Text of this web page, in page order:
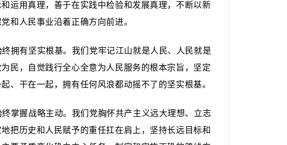
运用真理，善于在实践中检验和发展真理，不断以新
和人民事业沿着正确方向前进。
拥有坚实根基。 我们党牢记江山就是人民、人民就是
民，自觉践行全心全意为人民服务的根本宗旨，坚定
、干在一起，拥有任何风浪都动摇不了的坚实根基。
掌握战略主动。 我们党胸怀共产主义远大理想、立志
把历史和人民赋予的重任扛在肩上，坚持长远目标和